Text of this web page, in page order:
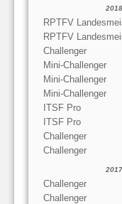
2018
RPTFV
RPTFV
Challenger
Mini-Challenger
Mini-Challenger
Mini-Challenger
ITSF Pro
ITSF Pro
Challenger
Challenger
2017
Challenger
Challenger